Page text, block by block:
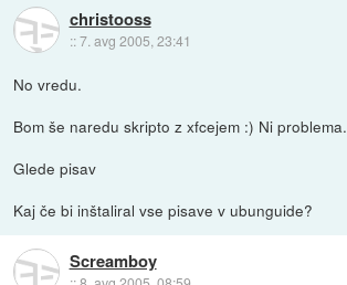
christooss
::7. avg 2005, 23:41
No vredu.
Bom še naredu skripto z xfcejem :) Ni problema.
Glede pisav
Kaj če bi inštaliral vse pisave v ubunguide?
Screamboy